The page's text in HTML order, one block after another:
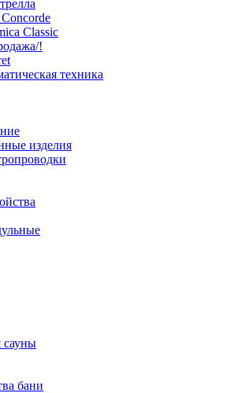
Classic
!
техника
изделия
сауны
бани